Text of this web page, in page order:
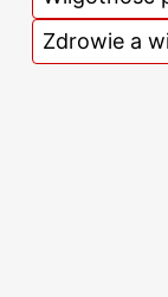
Zdrowie a